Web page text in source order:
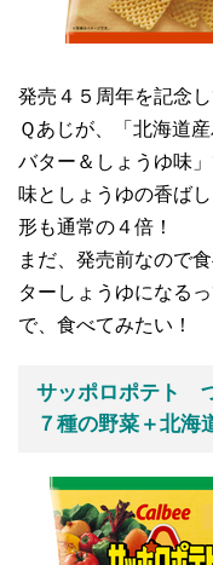
発売４５周年を記念
Ｑあじが、「北海道
バター＆しょうゆ味
味としょうゆの香ば
形も通常の４倍！
まだ、発売前なので
ターしょうゆになる
で、食べてみたい！
サッポロポテト
７種の野菜＋北海